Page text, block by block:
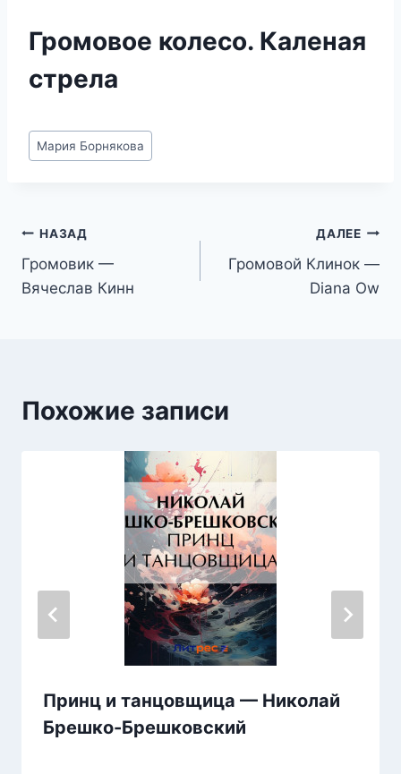
Громовое колесо. Каленая
стрела
Метки
записи:
Мария Борнякова
Навигация
по
НАЗАД
Громовик —
Вячеслав Кинн
ДАЛЕЕ
Громовой Клинок —
Diana Ow
Похожие записи
Принц и танцовщица — Николай
Брешко-Брешковский